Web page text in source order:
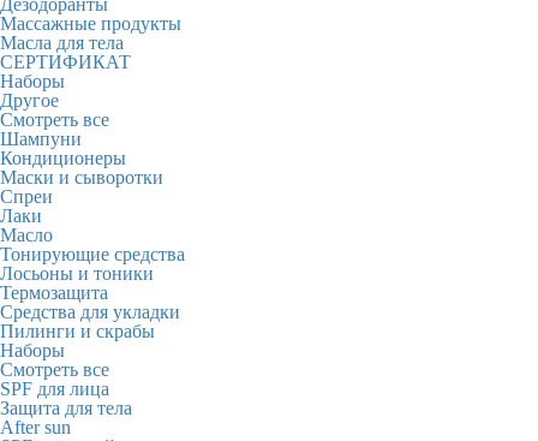
Дезодоранты
Массажные продукты
Масла для тела
СЕРТИФИКАТ
Наборы
Другое
Смотреть все
Шампуни
Кондиционеры
Маски и сыворотки
Спреи
Лаки
Масло
Тонирующие средства
Лосьоны и тоники
Термозащита
Средства для укладки
Пилинги и скрабы
Наборы
Смотреть все
SPF для лица
Защита для тела
After sun